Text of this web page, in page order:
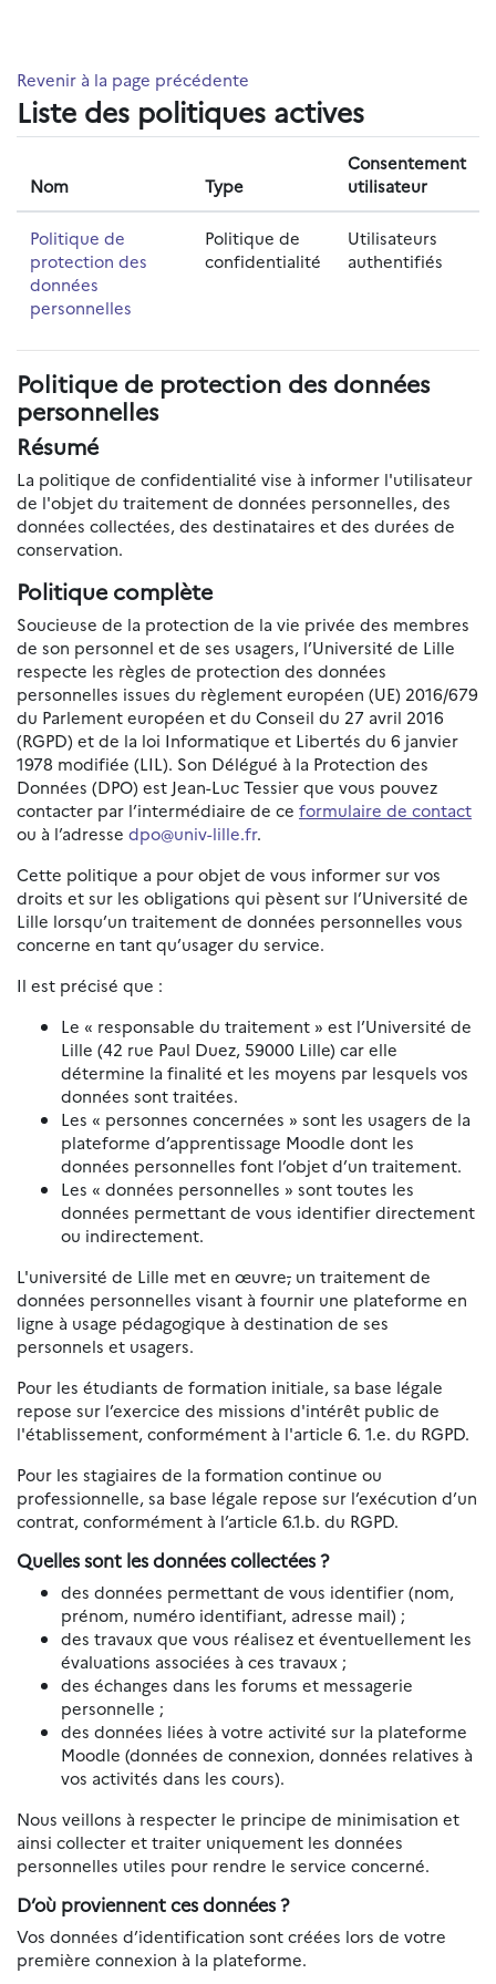
Revenir à la page précédente
Liste des politiques actives
Nom Type
Consentement
utilisateur
Politique de
protection des
données
personnelles
Politique de
confidentialité
Utilisateurs
authentifiés
Politique de protection des données
personnelles
Résumé
La politique de confidentialité vise à informer l'utilisateur
de l'objet du traitement de données personnelles, des
données collectées, des destinataires et des durées de
conservation.
Politique complète
Soucieuse de la protection de la vie privée des membres
de son personnel et de ses usagers, l’Université de Lille
respecte les règles de protection des données
personnelles issues du règlement européen (UE) 2016/679
du Parlement européen et du Conseil du 27 avril 2016
(RGPD) et de la loi Informatique et Libertés du 6 janvier
1978 modifiée (LIL). Son Délégué à la Protection des
Données (DPO) est Jean-Luc Tessier que vous pouvez
contacter par l’intermédiaire de ce formulaire de contact
ou à l’adresse dpo@univ-lille.fr.
Cette politique a pour objet de vous informer sur vos
droits et sur les obligations qui pèsent sur l’Université de
Lille lorsqu’un traitement de données personnelles vous
concerne en tant qu’usager du service.
Il est précisé que :
Le « responsable du traitement » est l’Université de
Lille (42 rue Paul Duez, 59000 Lille) car elle
détermine la finalité et les moyens par lesquels vos
données sont traitées.
Les « personnes concernées » sont les usagers de la
plateforme d’apprentissage Moodle dont les
données personnelles font l’objet d’un traitement.
Les « données personnelles » sont toutes les
données permettant de vous identifier directement
ou indirectement.
L'université de Lille met en œuvre, un traitement de
données personnelles visant à fournir une plateforme en
ligne à usage pédagogique à destination de ses
personnels et usagers.
Pour les étudiants de formation initiale, sa base légale
repose sur l’exercice des missions d'intérêt public de
l'établissement, conformément à l'article 6. 1.e. du RGPD.
Pour les stagiaires de la formation continue ou
professionnelle, sa base légale repose sur l’exécution d’un
contrat, conformément à l’article 6.1.b. du RGPD.
Quelles sont les données collectées ?
des données permettant de vous identifier (nom,
prénom, numéro identifiant, adresse mail) ;
des travaux que vous réalisez et éventuellement les
évaluations associées à ces travaux ;
des échanges dans les forums et messagerie
personnelle ;
des données liées à votre activité sur la plateforme
Moodle (données de connexion, données relatives à
vos activités dans les cours).
Nous veillons à respecter le principe de minimisation et
ainsi collecter et traiter uniquement les données
personnelles utiles pour rendre le service concerné.
D’où proviennent ces données ?
Vos données d’identification sont créées lors de votre
première connexion à la plateforme.